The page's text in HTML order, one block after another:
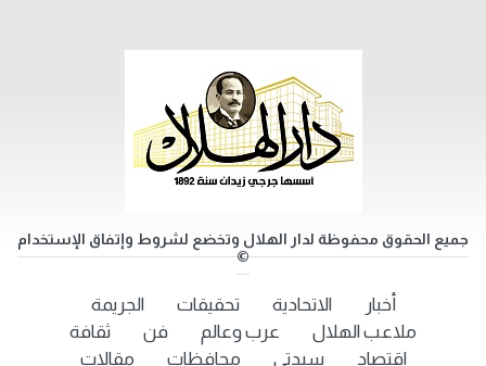
جميع الحقوق محفوظة لدار الهلال وتخضع لشروط وإتفاق الإستخدام
©
أخبار الاتحادية تحقيقات
الجريمة
ملاعب الهلال
عرب وعالم فن
ثقافة
اقتصاد
سيدتي محافظات مقالات